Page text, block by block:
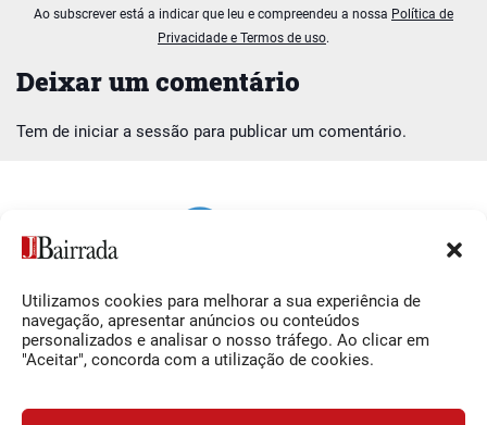
Utilizamos cookies para melhorar a sua experiência de
navegação, apresentar anúncios ou conteúdos
personalizados e analisar o nosso tráfego. Ao clicar em
"Aceitar", concorda com a utilização de cookies.
Deixar um comentário
Tem de iniciar a sessão para publicar um comentário.
Ao subscrever está a indicar que leu e compreendeu a nossa Política de
Privacidade e Termos de uso.
Siga-nos
Facebook
O Jornal da Bairrada
Contactos